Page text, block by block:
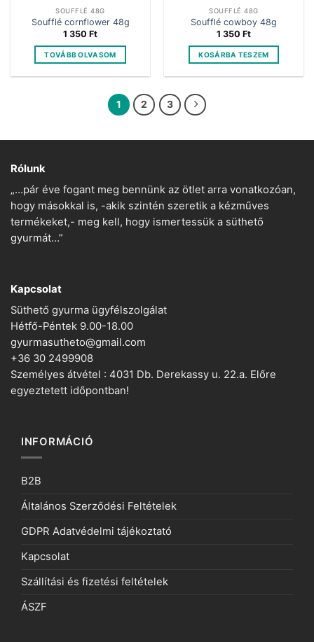
SOUFFLÉ 48G
Soufflé cornflower 48g
1 350 Ft
TOVÁBB OLVASOM
SOUFFLÉ 48G
Soufflé cowboy 48g
1 350 Ft
KOSÁRBA TESZEM
1 2 3
Rólunk
„…pár éve fogant meg bennünk az ötlet arra vonatkozóan,
hogy másokkal is, -akik szintén szeretik a kézműves
termékeket,- meg kell, hogy ismertessük a süthető
gyurmát…”
Kapcsolat
Süthető gyurma ügyfélszolgálat
Hétfő-Péntek 9.00-18.00
gyurmasutheto@gmail.com
+36 30 2499908
Személyes átvétel : 4031 Db. Derekassy u. 22.a. Előre
egyeztetett időpontban!
INFORMÁCIÓ
B2B
Általános Szerződési Feltételek
GDPR Adatvédelmi tájékoztató
Kapcsolat
Szállítási és fizetési feltételek
ÁSZF